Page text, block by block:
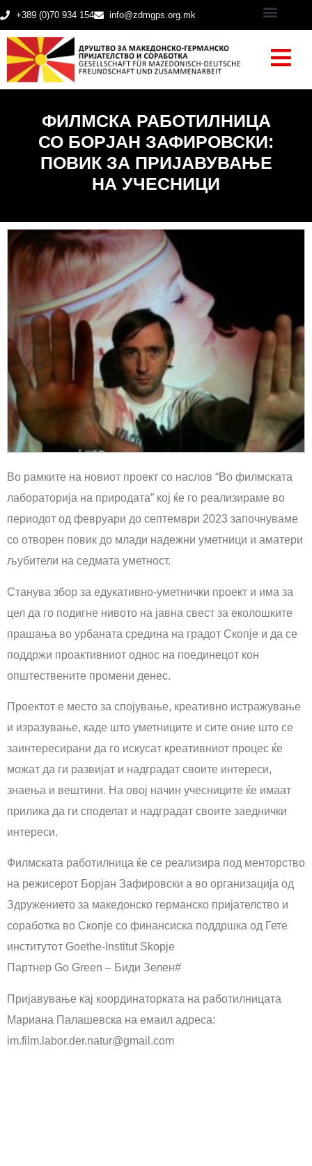
+389 (0)70 934 154 info@zdmgps.org.mk
ФИЛМСКА РАБОТИЛНИЦА
СО БОРЈАН ЗАФИРОВСКИ:
ПОВИК ЗА ПРИЈАВУВАЊЕ
НА УЧЕСНИЦИ
Во рамките на новиот проект со наслов “Во филмската
лабораторија на природата” кој ќе го реализираме во
периодот од февруари до септември 2023 започнуваме
со отворен повик до млади надежни уметници и аматери
љубители на седмата уметност.
Станува збор за едукативно-уметнички проект и има за
цел да го подигне нивото на јавна свест за еколошките
прашања во урбаната средина на градот Скопје и да се
поддржи проактивниот однос на поединецот кон
општествените промени денес.
Проектот е место за спојување, креативно истражување
и изразување, каде што уметниците и сите оние што се
заинтересирани да го искусат креативниот процес ќе
можат да ги развијат и надградат своите интереси,
знаења и вештини. На овој начин учесниците ќе имаат
прилика да ги споделат и надградат своите заеднички
интереси.
Филмската работилница ќе се реализира под менторство
на режисерот Борјан Зафировски а во организација од
Здружението за македонско германско пријателство и
соработка во Скопје со финансиска поддршка од Гете
институтот Goethe-Institut Skopje
Партнер Go Green – Биди Зелен#
Пријавување кај координаторката на работилницата
Мариана Палашевска на емаил адреса:
im.film.labor.der.natur@gmail.com